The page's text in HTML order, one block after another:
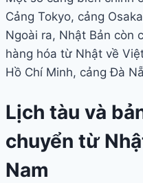
Cảng Tokyo, cảng
Ngoài ra, Nhật Bản còn
hàng hóa từ Nhật về
Hồ Chí Minh, cảng Đà
Lịch tàu và
chuyển từ
Nam